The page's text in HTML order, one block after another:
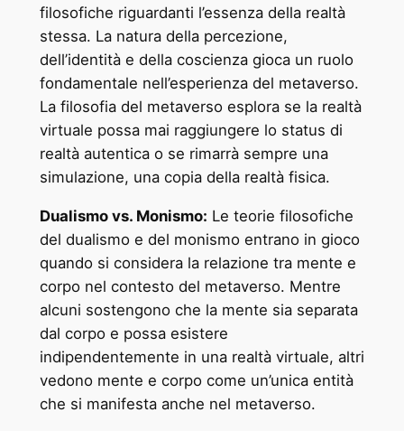
filosofiche riguardanti l’essenza della realtà
stessa. La natura della percezione,
dell’identità e della coscienza gioca un ruolo
fondamentale nell’esperienza del metaverso.
La filosofia del metaverso esplora se la realtà
virtuale possa mai raggiungere lo status di
realtà autentica o se rimarrà sempre una
simulazione, una copia della realtà fisica.
Dualismo vs. Monismo: Le teorie filosofiche
del dualismo e del monismo entrano in gioco
quando si considera la relazione tra mente e
corpo nel contesto del metaverso. Mentre
alcuni sostengono che la mente sia separata
dal corpo e possa esistere
indipendentemente in una realtà virtuale, altri
vedono mente e corpo come un’unica entità
che si manifesta anche nel metaverso.